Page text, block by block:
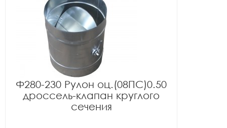
Ф280-230 Рулон оц.(08ПС)0.50
дроссель-клапан круглого
сечения